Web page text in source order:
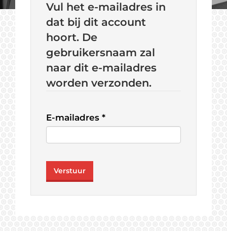
Vul het e-mailadres in
dat bij dit account
hoort. De
gebruikersnaam zal
naar dit e-mailadres
worden verzonden.
E-mailadres *
Verstuur